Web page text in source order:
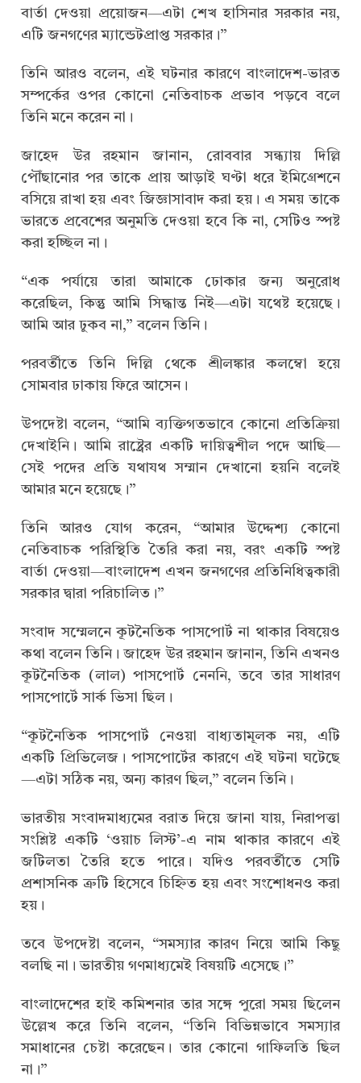
বার্তা দেওয়া প্রয়োজন—এটা শেখ হাসিনার সরকার নয়,
এটি জনগণের ম্যান্ডেটপ্রাপ্ত সরকার।”
তিনি আরও বলেন, এই ঘটনার কারণে বাংলাদেশ-ভারত
সম্পর্কের ওপর কোনো নেতিবাচক প্রভাব পড়বে বলে
তিনি মনে করেন না।
জাহেদ উর রহমান জানান, রোববার সন্ধ্যায় দিল্লি
পৌঁছানোর পর তাকে প্রায় আড়াই ঘণ্টা ধরে ইমিগ্রেশনে
বসিয়ে রাখা হয় এবং জিজ্ঞাসাবাদ করা হয়। এ সময় তাকে
ভারতে প্রবেশের অনুমতি দেওয়া হবে কি না, সেটিও স্পষ্ট
করা হচ্ছিল না।
“এক পর্যায়ে তারা আমাকে ঢোকার জন্য অনুরোধ
করেছিল, কিন্তু আমি সিদ্ধান্ত নিই—এটা যথেষ্ট হয়েছে।
আমি আর ঢুকব না,” বলেন তিনি।
পরবর্তীতে তিনি দিল্লি থেকে শ্রীলঙ্কার কলম্বো হয়ে
সোমবার ঢাকায় ফিরে আসেন।
উপদেষ্টা বলেন, “আমি ব্যক্তিগতভাবে কোনো প্রতিক্রিয়া
দেখাইনি। আমি রাষ্ট্রের একটি দায়িত্বশীল পদে আছি—
সেই পদের প্রতি যথাযথ সম্মান দেখানো হয়নি বলেই
আমার মনে হয়েছে।”
তিনি আরও যোগ করেন, “আমার উদ্দেশ্য কোনো
নেতিবাচক পরিস্থিতি তৈরি করা নয়, বরং একটি স্পষ্ট
বার্তা দেওয়া—বাংলাদেশ এখন জনগণের প্রতিনিধিত্বকারী
সরকার দ্বারা পরিচালিত।”
সংবাদ সম্মেলনে কূটনৈতিক পাসপোর্ট না থাকার বিষয়েও
কথা বলেন তিনি। জাহেদ উর রহমান জানান, তিনি এখনও
কূটনৈতিক (লাল) পাসপোর্ট নেননি, তবে তার সাধারণ
পাসপোর্টে সার্ক ভিসা ছিল।
“কূটনৈতিক পাসপোর্ট নেওয়া বাধ্যতামূলক নয়, এটি
একটি প্রিভিলেজ। পাসপোর্টের কারণে এই ঘটনা ঘটেছে
—এটা সঠিক নয়, অন্য কারণ ছিল,” বলেন তিনি।
ভারতীয় সংবাদমাধ্যমের বরাত দিয়ে জানা যায়, নিরাপত্তা
সংশ্লিষ্ট একটি ‘ওয়াচ লিস্ট’-এ নাম থাকার কারণে এই
জটিলতা তৈরি হতে পারে। যদিও পরবর্তীতে সেটি
প্রশাসনিক ত্রুটি হিসেবে চিহ্নিত হয় এবং সংশোধনও করা
হয়।
তবে উপদেষ্টা বলেন, “সমস্যার কারণ নিয়ে আমি কিছু
বলছি না। ভারতীয় গণমাধ্যমেই বিষয়টি এসেছে।”
বাংলাদেশের হাই কমিশনার তার সঙ্গে পুরো সময় ছিলেন
উল্লেখ করে তিনি বলেন, “তিনি বিভিন্নভাবে সমস্যার
সমাধানের চেষ্টা করেছেন। তার কোনো গাফিলতি ছিল
না।”